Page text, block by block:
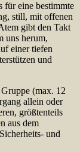
für eine bestimmte
still, mit offenen
gibt den Takt
uns herum,
einer tiefen
und
(max. 12
allein oder
größtenteils
aus dem
und